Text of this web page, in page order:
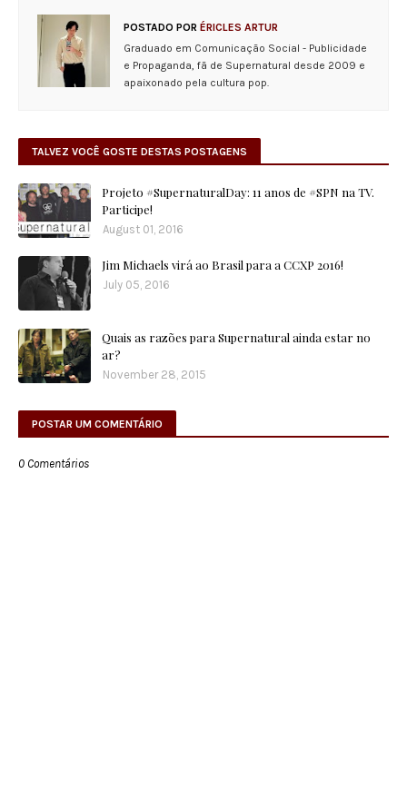
POSTADO POR ÉRICLES ARTUR
Graduado em Comunicação Social - Publicidade
e Propaganda, fã de Supernatural desde 2009 e
apaixonado pela cultura pop.
TALVEZ VOCÊ GOSTE DESTAS POSTAGENS
Projeto #SupernaturalDay: 11 anos de #SPN na TV.
Participe!
August 01, 2016
Jim Michaels virá ao Brasil para a CCXP 2016!
July 05, 2016
Quais as razões para Supernatural ainda estar no
ar?
November 28, 2015
POSTAR UM COMENTÁRIO
0 Comentários